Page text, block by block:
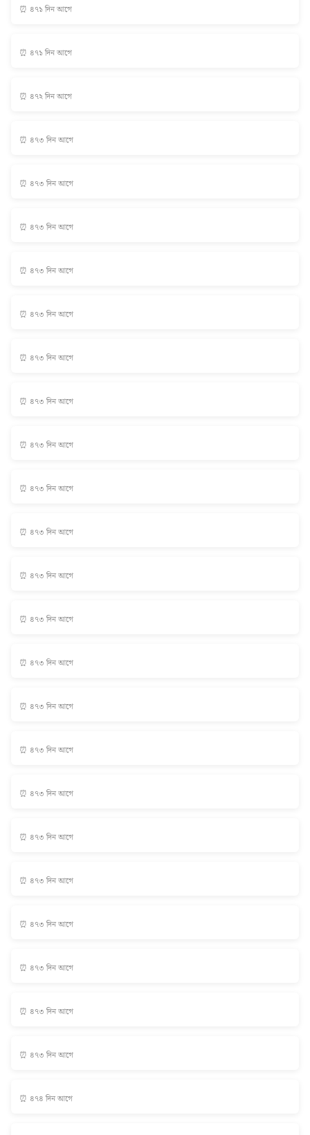
⏰ ৪৭১ দিন আগে
⏰ ৪৭১ দিন আগে
⏰ ৪৭২ দিন আগে
⏰ ৪৭৩ দিন আগে
⏰ ৪৭৩ দিন আগে
⏰ ৪৭৩ দিন আগে
⏰ ৪৭৩ দিন আগে
⏰ ৪৭৩ দিন আগে
⏰ ৪৭৩ দিন আগে
⏰ ৪৭৩ দিন আগে
⏰ ৪৭৩ দিন আগে
⏰ ৪৭৩ দিন আগে
⏰ ৪৭৩ দিন আগে
⏰ ৪৭৩ দিন আগে
⏰ ৪৭৩ দিন আগে
⏰ ৪৭৩ দিন আগে
⏰ ৪৭৩ দিন আগে
⏰ ৪৭৩ দিন আগে
⏰ ৪৭৩ দিন আগে
⏰ ৪৭৩ দিন আগে
⏰ ৪৭৩ দিন আগে
⏰ ৪৭৩ দিন আগে
⏰ ৪৭৩ দিন আগে
⏰ ৪৭৩ দিন আগে
⏰ ৪৭৩ দিন আগে
⏰ ৪৭৪ দিন আগে